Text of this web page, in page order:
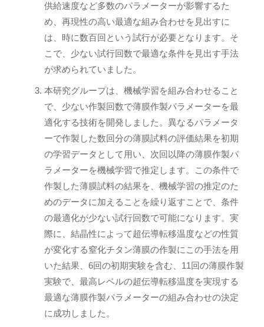
供給速度など多数のパラメーターが影響するた
め、再現性の高い最適な組み合わせを見出すに
は、時に数百回という試行が必要となります。そ
こで、少ない試行回数で最適な条件を見出す手法
が求められていました。
本研究グループは、機械学習を組み合わせること
で、少ない作製回数で薄膜作製パラメーターを最
適化する技術を開発しました。異なるパラメータ
ーで作製した数回分の薄膜試料の評価結果を初期
の学習データとして用い、次回以降の薄膜作製パ
ラメーターを機械学習で推定します。この条件で
作製した薄膜試料の結果を、機械学習の推定のた
めのデータに加えることを繰り返すことで、条件
の最適化が少ない試行回数で可能になります。実
際に、結晶性によって超伝導転移温度などの性質
が変化する窒化チタン薄膜の作製にこの手法を用
いた結果、6回の初期実験を含む、11回の薄膜作製
実験で、最高レベルの超伝導転移温度を実現する
最適な薄膜作製パラメーターの組み合わせの決定
に成功しました。